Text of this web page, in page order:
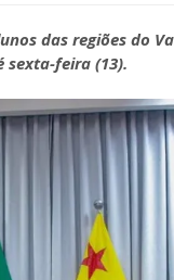
das regiões do
sexta-feira (13).